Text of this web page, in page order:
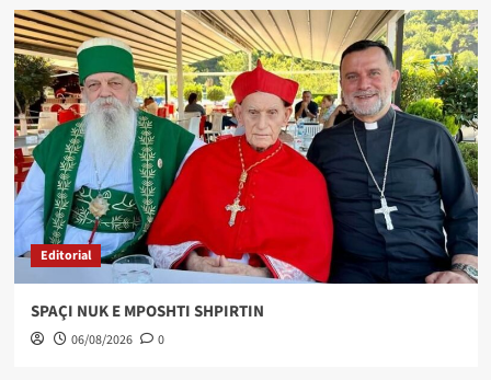
Editorial
SPAÇI NUK E MPOSHTI SHPIRTIN
06/08/2026 0